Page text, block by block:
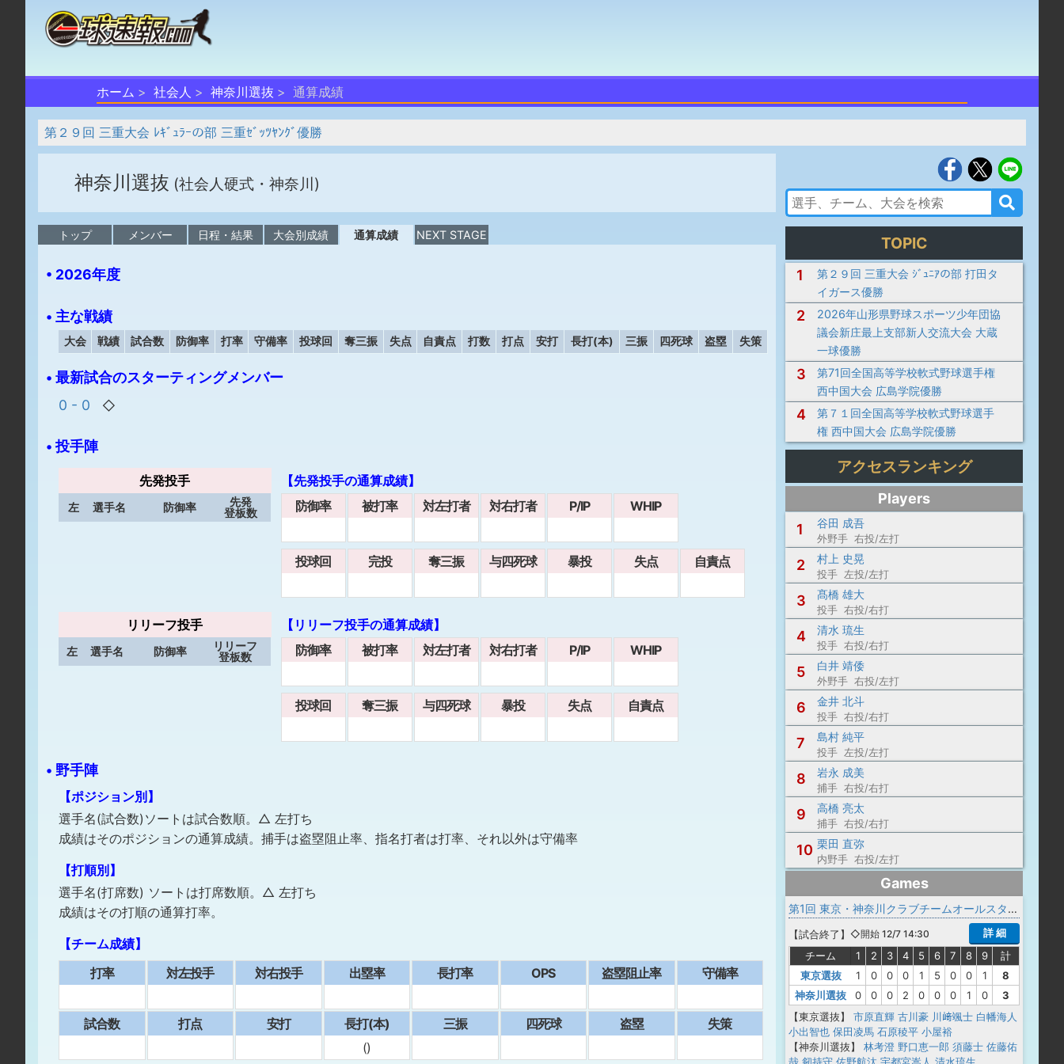
ホーム 社会人 神奈川選抜 通算成績
第２９回 三重大会 ﾚｷﾞｭﾗｰの部 三重ｾﾞｯﾂﾔﾝｸﾞ優勝
神奈川選抜 (社会人硬式・神奈川)
トップ メンバー 日程・結果 大会別成績 通算成績 NEXT STAGE
• 2026年度
• 主な戦績
大会 戦績 試合数 防御率 打率 守備率 投球回 奪三振 失点 自責点 打数 打点 安打 長打(本) 三振 四死球 盗塁 失策
• 最新試合のスターティングメンバー
0 - 0
◇
• 投手陣
先発投手
左 選手名 防御率
先発
登板数
【先発投手の通算成績】
防御率
被打率 対左打者 対右打者 P/IP WHIP
投球回 完投 奪三振 与四死球 暴投 失点 自責点
リリーフ投手
左 選手名 防御率
リリーフ
登板数
【リリーフ投手の通算成績】
防御率
被打率 対左打者 対右打者 P/IP WHIP
投球回 奪三振 与四死球 暴投 失点 自責点
• 野手陣
【ポジション別】
選手名(試合数)ソートは試合数順。△ 左打ち
成績はそのポジションの通算成績。捕手は盗塁阻止率、指名打者は打率、それ以外は守備率
【打順別】
選手名(打席数) ソートは打席数順。△ 左打ち
成績はその打順の通算打率。
【チーム成績】
打率
対左投手 対右投手 出塁率 ⻑打率 OPS 盗塁阻止率 守備率
試合数 打点 安打
⻑打(本)
()
三振 四死球 盗塁 失策
TOPIC
1
第２９回 三重大会 ｼﾞｭﾆｱの部 打田タ
イガース優勝
2
2026年山形県野球スポーツ少年団協
議会新庄最上支部新人交流大会 大蔵
一球優勝
3
第71回全国高等学校軟式野球選手権
西中国大会 広島学院優勝
4
第７１回全国高等学校軟式野球選手
権 西中国大会 広島学院優勝
アクセスランキング
Players
1
谷田 成吾
外野手 右投/左打
2 村上 史晃
投手 左投/左打
3 髙橋 雄大
投手 右投/右打
4 清水 琉生
投手 右投/右打
5 白井 靖倭
外野手 右投/左打
6 金井 北斗
投手 右投/右打
7 島村 純平
投手 左投/左打
8 岩永 成美
捕手 右投/右打
9 高橋 亮太
捕手 右投/右打
10 栗田 直弥
内野手 右投/左打
Games
第1回 東京・神奈川クラブチームオールスターゲーム
【試合終了 】 ◇開始 12/7 14:30
詳 細
チーム
1 2 3 4 5 6 7 8 9
計
東京選抜
1 0 0 0 1 5 0 0 1
8
神奈川選抜
0 0 0 2 0 0 0 1 0
3
【東京選抜】
市原直輝 古川豪 川﨑颯士 白幡海人
小出智也 保田凌馬 石原稜平 小屋裕
【神奈川選抜】
林考澄 野口恵一郎 須藤士 佐藤佑